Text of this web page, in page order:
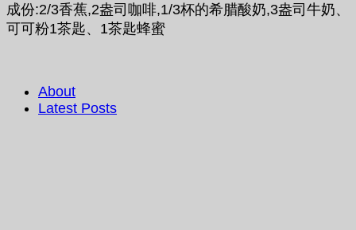
成份:2/3香蕉,2盎司咖啡,1/3杯的希腊酸奶,3盎司牛奶、
可可粉1茶匙、1茶匙蜂蜜
About
Latest Posts